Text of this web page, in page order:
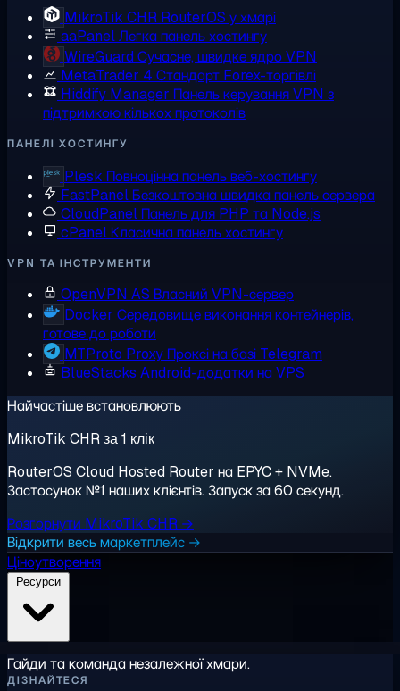
MikroTik CHR RouterOS у хмарі
aaPanelЛегка панель хостингу
WireGuard Сучасне, швидке ядро VPN
MetaTrader 4 Стандарт Forex-торгівлі
Hiddify Manager Панель керування VPN з
підтримкою кількох протоколів
ПАНЕЛІ ХОСТИНГУ
Plesk Повноцінна панель веб-хостингу
FastPanelБезкоштовна швидка панель сервера
CloudPanel Панель для PHP та Node.js
cPanelКласична панель хостингу
VPN ТА ІНСТРУМЕНТИ
OpenVPN AS Власний VPN-сервер
Docker Середовище виконання контейнерів,
готове до роботи
MTProto Proxy Проксі на базі Telegram
BlueStacks Android-додатки на VPS
Найчастіше встановлюють
MikroTik CHR за 1 клік
RouterOS Cloud Hosted Router на EPYC + NVMe.
Застосунок №1 наших клієнтів. Запуск за 60 секунд.
Розгорнути MikroTik CHR →
Відкрити весь маркетплейс →
Ціноутворення
Гайди та команда незалежної хмари.
ДІЗНАЙТЕСЯ